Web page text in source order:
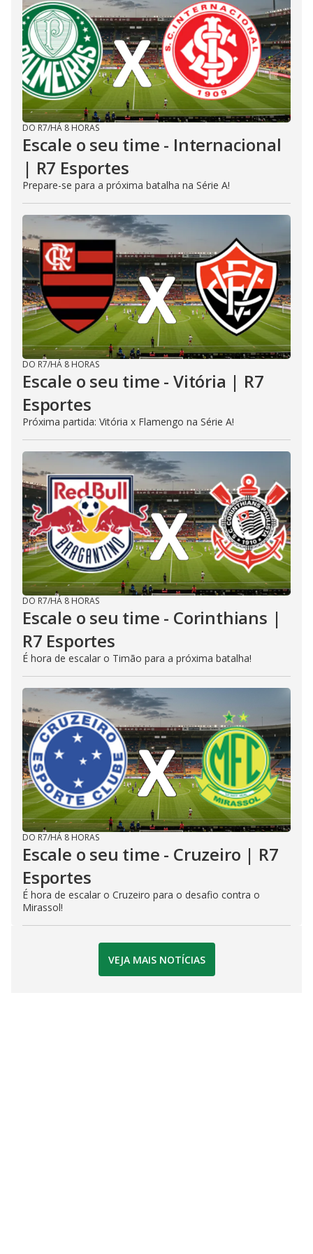
DO R7/HÁ 8 HORAS
Escale o seu time - Internacional
| R7 Esportes
Prepare-se para a próxima batalha na Série A!
DO R7/HÁ 8 HORAS
Escale o seu time - Vitória | R7
Esportes
Próxima partida: Vitória x Flamengo na Série A!
DO R7/HÁ 8 HORAS
Escale o seu time - Corinthians |
R7 Esportes
É hora de escalar o Timão para a próxima batalha!
DO R7/HÁ 8 HORAS
Escale o seu time - Cruzeiro | R7
Esportes
É hora de escalar o Cruzeiro para o desafio contra o
Mirassol!
VEJA MAIS NOTÍCIAS